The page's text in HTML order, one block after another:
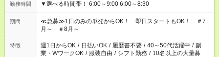
勤務時間 ▼選べる時間帯！ 6:00～9:00 6:00～8:30
期間
≪急募≫1日のみの単発からOK！ 即日スタートもOK！ ＃7
月～ ＃8月～
特徴 週1日からOK / 日払いOK / 履歴書不要 / 40～50代活躍中 / 副
業・WワークOK / 服装自由 / シフト勤務 / 10名以上の大量募